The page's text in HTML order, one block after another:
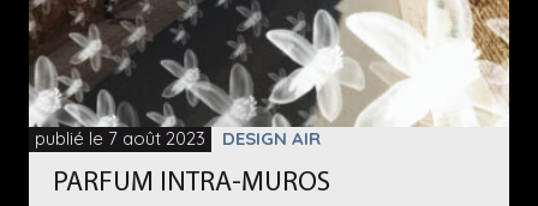
publié le 7 août 2023 DESIGN AIR
PARFUM INTRA-MUROS